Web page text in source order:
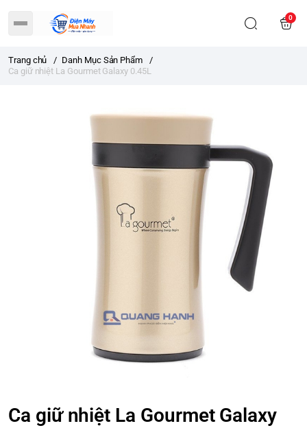
0
Trang chủ / Danh Mục Sản Phẩm
/
Ca giữ nhiệt La Gourmet Galaxy 0.45L
Ca giữ nhiệt La Gourmet Galaxy